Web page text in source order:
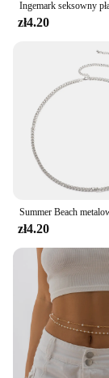
zł4.20
zł4.20